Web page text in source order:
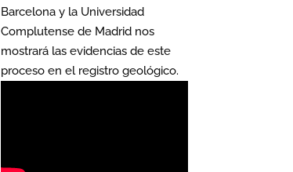
Barcelona y la Universidad
Complutense de Madrid nos
mostrará las evidencias de este
proceso en el registro geológico.